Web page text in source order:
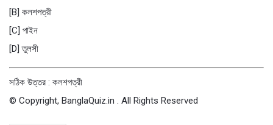
[B] কলশপত্রী
[C] পাইন
[D] তুলসী
সঠিক উত্তর : কলশপত্রী
© Copyright, BanglaQuiz.in . All Rights Reserved